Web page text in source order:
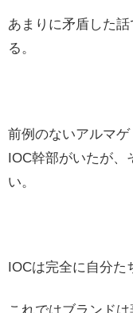
あまりに矛盾した
る。
前例のないアルマ
IOC幹部がいたが、
い。
IOCは完全に自分た